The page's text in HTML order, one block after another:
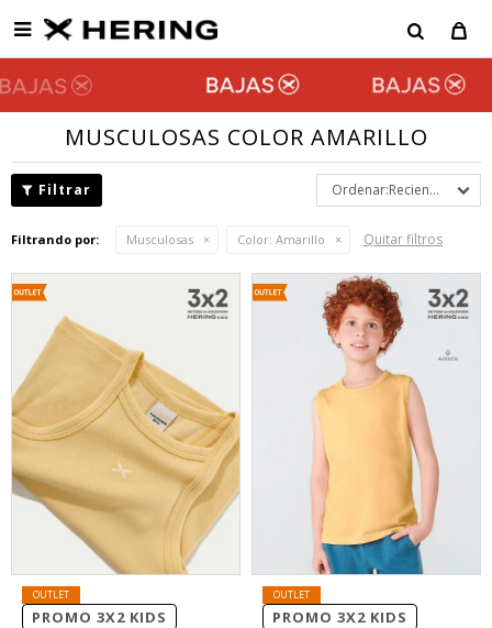

MUSCULOSAS COLOR AMARILLO
Recientes
Filtrando por: Musculosas Color: Amarillo Quitar filtros
PROMO 3X2 KIDS PROMO 3X2 KIDS